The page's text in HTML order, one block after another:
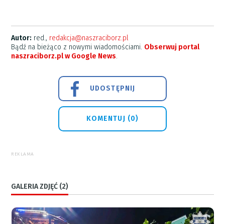
Autor: red., redakcja@naszraciborz.pl
Bądź na bieżąco z nowymi wiadomościami. Obserwuj portal
naszraciborz.pl w Google News.
UDOSTĘPNIJ
KOMENTUJ (0)
REKLAMA
GALERIA ZDJĘĆ (2)